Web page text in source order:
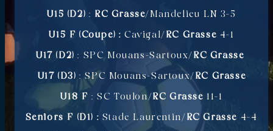
U15 (D2) : RC Grasse/Mandelieu LN 3-5
U15 F (Coupe) : Cavigal/ RC Grasse 4-1
U17 (D2) : SPC Mouans-Sartoux/ RC Grasse
U17 (D3) : SPC Mouans-Sartoux/ RC Grasse
U18 F : SC Toulon/RC Grasse 11-1
Seniors F (D1) : Stade Laurentin/ RC Grasse 4-4